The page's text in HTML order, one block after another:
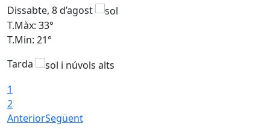
Dissabte, 8 d’agost
T.Màx: 33°
T.Min: 21°
Tarda
1
2
AnteriorSegüent